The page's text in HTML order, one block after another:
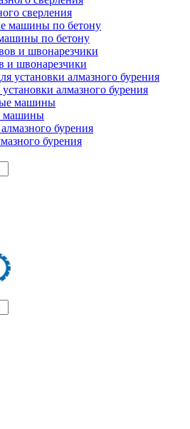
сверления
по бетону
и швонарезчики
алмазного бурения
машины
бурения